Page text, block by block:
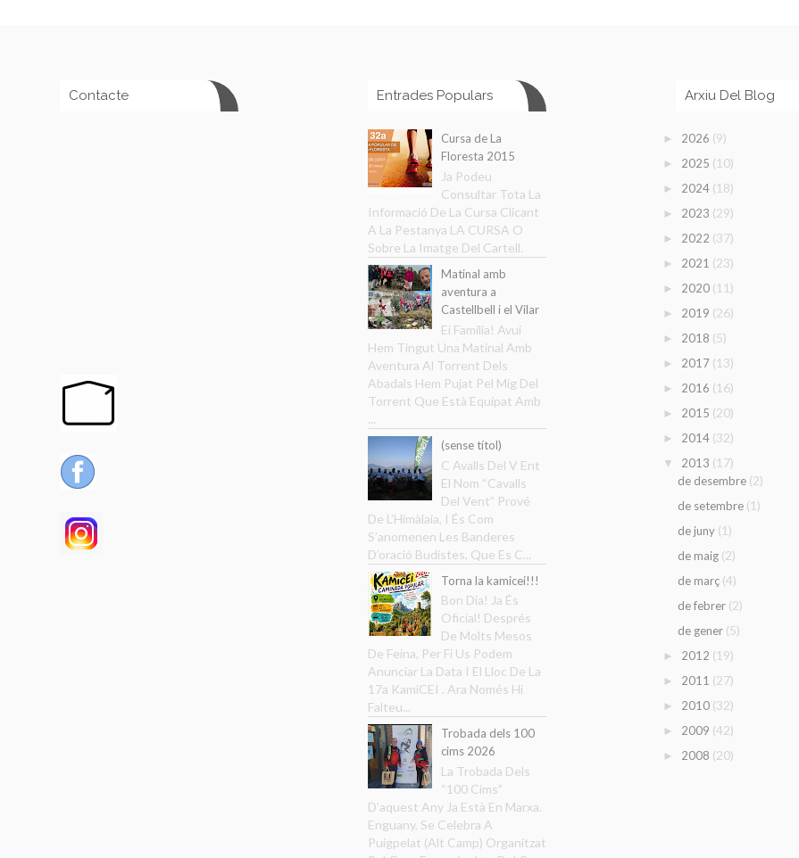
Contacte Entrades Populars
Cursa de La
Floresta 2015
Ja Podeu
Consultar Tota La
Informació De La Cursa Clicant
A La Pestanya LA CURSA O
Sobre La Imatge Del Cartell.
Matinal amb
aventura a
Castellbell i el Vilar
Ei Família! Avui
Hem Tingut Una Matinal Amb
Aventura Al Torrent Dels
Abadals Hem Pujat Pel Mig Del
Torrent Que Està Equipat Amb
...
(sense títol)
C Avalls Del V Ent
El Nom “Cavalls
Del Vent” Prové
De L’Himàlaia, I És Com
S’anomenen Les Banderes
D’oració Budistes, Que Es C...
Torna la kamicei!!!
Bon Dia! Ja És
Oficial! Després
De Molts Mesos
De Feina, Per Fi Us Podem
Anunciar La Data I El Lloc De La
17a KamiCEI . Ara Només Hi
Falteu...
Trobada dels 100
cims 2026
La Trobada Dels
“100 Cims”
D’aquest Any Ja Està En Marxa.
Enguany, Se Celebra A
Puigpelat (Alt Camp) Organitzat
Arxiu Del Blog
► 2026 (9)
► 2025 (10)
► 2024 (18)
► 2023 (29)
► 2022 (37)
► 2021 (23)
► 2020 (11)
► 2019 (26)
► 2018 (5)
► 2017 (13)
► 2016 (16)
► 2015 (20)
► 2014 (32)
▼ 2013 (17)
de desembre (2)
de setembre (1)
de juny (1)
de maig (2)
de març (4)
de febrer (2)
de gener (5)
► 2012 (19)
► 2011 (27)
► 2010 (32)
► 2009 (42)
► 2008 (20)